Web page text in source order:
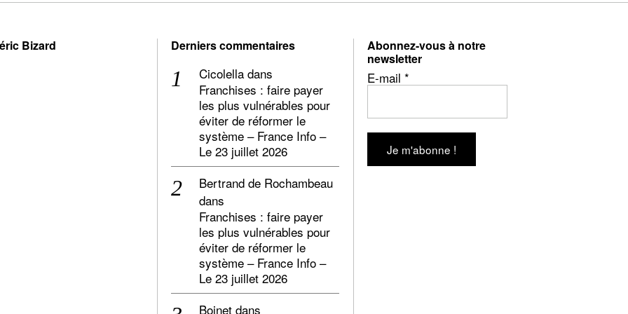
Bizard Derniers commentaires
Cicolella dans
Franchises : faire payer
les plus vulnérables pour
éviter de réformer le
système – France Info –
Le 23 juillet 2026
Bertrand de Rochambeau
dans
Franchises : faire payer
les plus vulnérables pour
éviter de réformer le
système – France Info –
Le 23 juillet 2026
Boinet dans
Abonnez-vous à notre
newsletter
E-mail *